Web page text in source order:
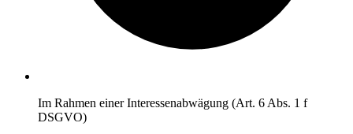
Im Rahmen einer Interessenabwägung (Art. 6 Abs. 1 f
DSGVO)